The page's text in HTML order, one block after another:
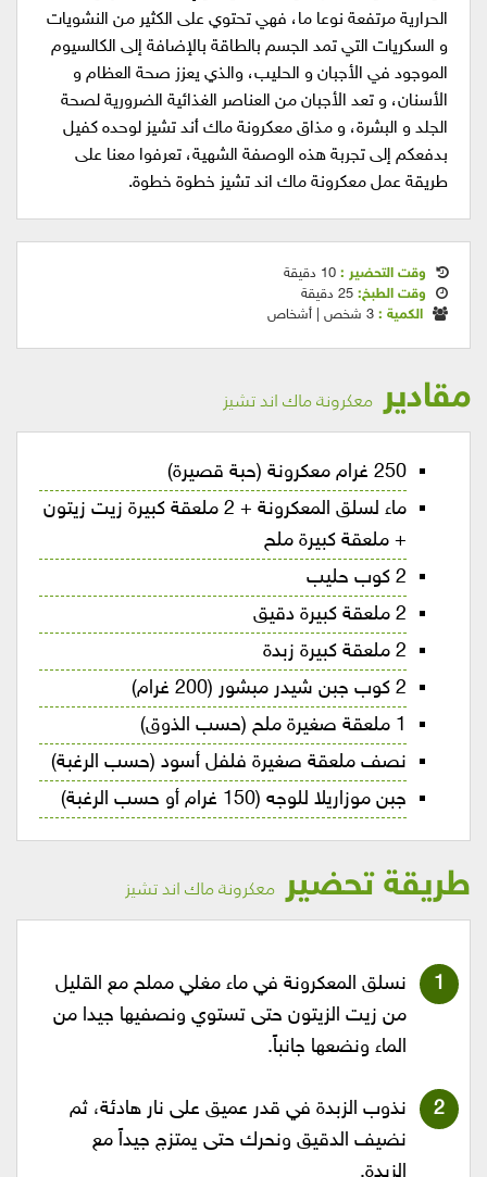
الحرارية مرتفعة نوعا ما، فهي تحتوي على الكثير من النشويات
و السكريات التي تمد الجسم بالطاقة بالإضافة إلى الكالسيوم
الموجود في الأجبان و الحليب، والذي يعزز صحة العظام و
الأسنان، و تعد الأجبان من العناصر الغذائية الضرورية لصحة
الجلد و البشرة، و مذاق معكرونة ماك أند تشيز لوحده كفيل
بدفعكم إلى تجربة هذه الوصفة الشهية، تعرفوا معنا على
طريقة عمل معكرونة ماك اند تشيز خطوة خطوة.
وقت التحضير : 10 دقيقة
وقت الطبخ: 25 دقيقة
الكمية : 3 شخص | أشخاص
مقادير معكرونة ماك اند تشيز
250 غرام معكرونة (حبة قصيرة)
ماء لسلق المعكرونة + 2 ملعقة كبيرة زيت زيتون
+ ملعقة كبيرة ملح
2 كوب حليب
2 ملعقة كبيرة دقيق
2 ملعقة كبيرة زبدة
2 كوب جبن شيدر مبشور (200 غرام)
1 ملعقة صغيرة ملح (حسب الذوق)
نصف ملعقة صغيرة فلفل أسود (حسب الرغبة)
جبن موزاريلا للوجه (150 غرام أو حسب الرغبة)
طريقة تحضير معكرونة ماك اند تشيز
نسلق المعكرونة في ماء مغلي مملح مع القليل
من زيت الزيتون حتى تستوي ونصفيها جيدا من
الماء ونضعها جانباً.
نذوب الزبدة في قدر عميق على نار هادئة، ثم
نضيف الدقيق ونحرك حتى يمتزج جيداً مع
الزبدة.